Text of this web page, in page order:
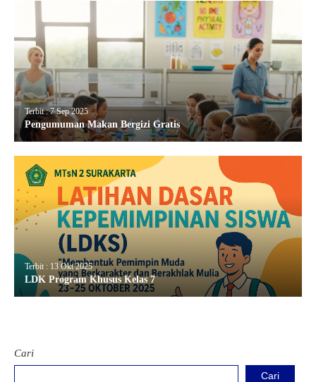
Terbit : 7 Sep 2025
Pengumuman Makan Bergizi Gratis
Terbit : 13 Okt 2025
LDK Program Khusus Kelas 7
Cari
Cari